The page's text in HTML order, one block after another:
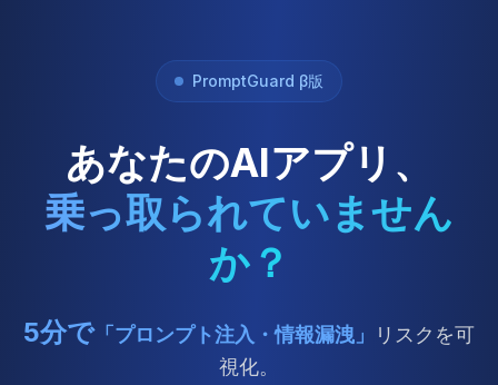
PromptGuard β版
あなたのAIアプリ、
乗っ取られていません
か？
5分で「プロンプト注入・情報漏洩」
リスクを可
視化。